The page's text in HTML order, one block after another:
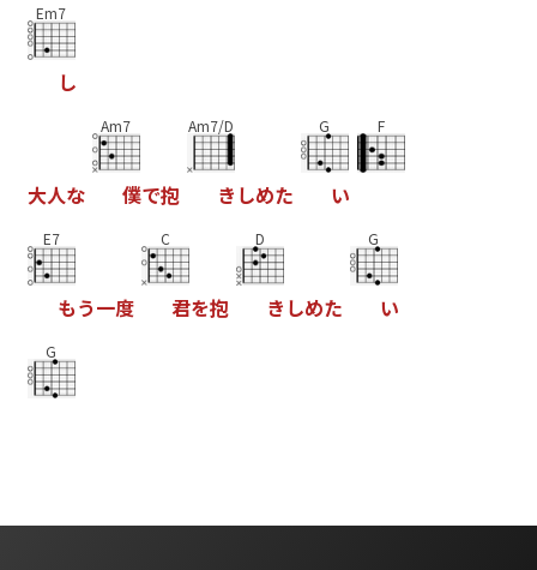
Em7
し
大人な
Am7
僕で抱
Am7/D
き しめた
G
い
F
E7
もう一度
C
君を抱
D
き しめた
G
い
G